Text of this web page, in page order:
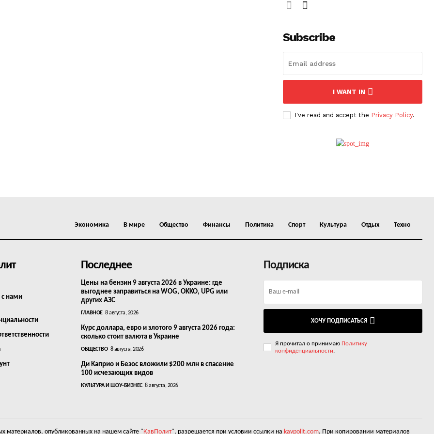
Subscribe
I WANT IN
I've read and accept the Privacy Policy.
Экономика В мире Общество Финансы Политика Спорт Культура Отдых Техно
с нами
Последнее
Цены на бензин 9 августа 2026 в Украине: где
выгоднее заправиться на WOG, OKKO, UPG или
других АЗС
ГЛАВНОЕ 8 августа, 2026
Курс доллара, евро и злотого 9 августа 2026 года:
сколько стоит валюта в Украине
ОБЩЕСТВО 8 августа, 2026
Ди Каприо и Безос вложили $200 млн в спасение
100 исчезающих видов
КУЛЬТУРА И ШОУ-БИЗНЕС 8 августа, 2026
Подписка
ХОЧУ ПОДПИСАТЬСЯ
Я прочитал о принимаю Политику
конфиденциальности.
материалов, опубликованных на нашем сайте " КавПолит", разрешается при условии ссылки на kavpolit.com. При копировании материалов